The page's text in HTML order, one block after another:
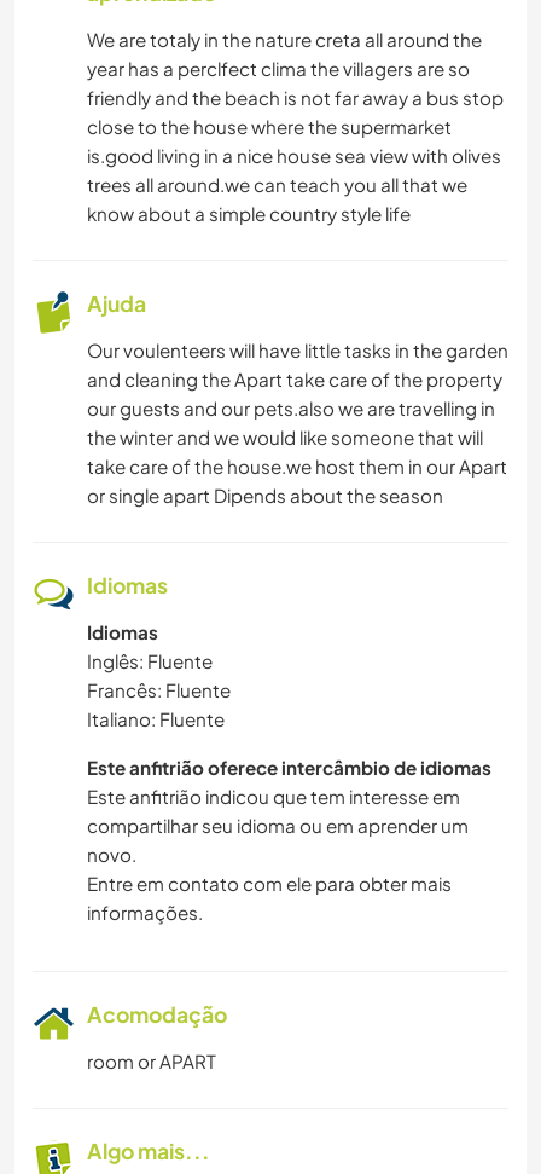
We are totaly in the nature creta all around the
year has a perclfect clima the villagers are so
friendly and the beach is not far away a bus stop
close to the house where the supermarket
is.good living in a nice house sea view with olives
trees all around.we can teach you all that we
know about a simple country style life
Ajuda
Our voulenteers will have little tasks in the garden
and cleaning the Apart take care of the property
our guests and our pets.also we are travelling in
the winter and we would like someone that will
take care of the house.we host them in our Apart
or single apart Dipends about the season
Idiomas
Idiomas
Inglês: Fluente
Francês: Fluente
Italiano: Fluente
Este anfitrião oferece intercâmbio de idiomas
Este anfitrião indicou que tem interesse em
compartilhar seu idioma ou em aprender um
novo.
Entre em contato com ele para obter mais
informações.
Acomodação
room or APART
Algo mais...